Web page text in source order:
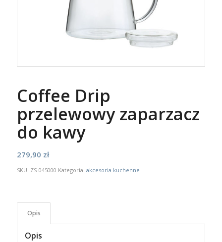
Coffee Drip
przelewowy zaparzacz
do kawy
279,90 zł
SKU: ZS-045000 Kategoria: akcesoria kuchenne
Opis
Opis